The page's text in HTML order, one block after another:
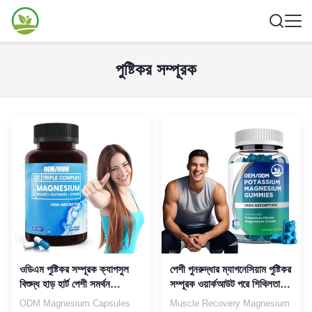
পুষ্টিকর সম্পূরক
ওডিএম পুষ্টিকর সম্পূরক ক্যাপসুল
বিশুদ্ধ হাড় হার্ট পেশী সমর্থন
ম্যাগনেসিয়াম সম্পূরক
ODM Magnesium Capsules
পেশী পুনরুদ্ধার ম্যাগনেসিয়াম পুষ্টিকর
সম্পূরক ওয়ার্কআউট পরে শিথিলতা
এবং ক্র্যাম্প ত্রাণ
Muscle Recovery Magnesium